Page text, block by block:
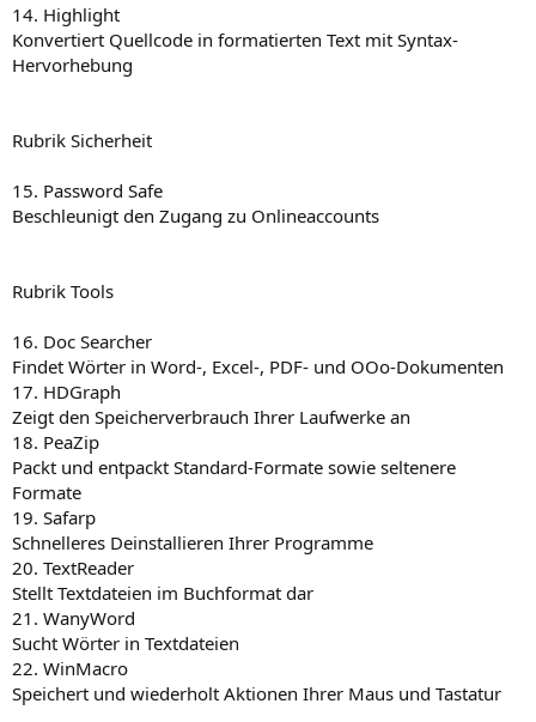
14. Highlight
Konvertiert Quellcode in formatierten Text mit Syntax-
Hervorhebung
Rubrik Sicherheit
15. Password Safe
Beschleunigt den Zugang zu Onlineaccounts
Rubrik Tools
16. Doc Searcher
Findet Wörter in Word-, Excel-, PDF- und OOo-Dokumenten
17. HDGraph
Zeigt den Speicherverbrauch Ihrer Laufwerke an
18. PeaZip
Packt und entpackt Standard-Formate sowie seltenere
Formate
19. Safarp
Schnelleres Deinstallieren Ihrer Programme
20. TextReader
Stellt Textdateien im Buchformat dar
21. WanyWord
Sucht Wörter in Textdateien
22. WinMacro
Speichert und wiederholt Aktionen Ihrer Maus und Tastatur